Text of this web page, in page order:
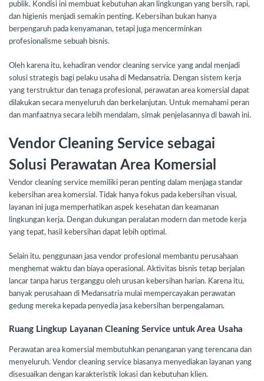
publik. Kondisi ini membuat kebutuhan akan lingkungan yang bersih, rapi,
dan higienis menjadi semakin penting. Kebersihan bukan hanya
berpengaruh pada kenyamanan, tetapi juga mencerminkan
profesionalisme sebuah bisnis.
Oleh karena itu, kehadiran vendor cleaning service yang andal menjadi
solusi strategis bagi pelaku usaha di Medansatria. Dengan sistem kerja
yang terstruktur dan tenaga profesional, perawatan area komersial dapat
dilakukan secara menyeluruh dan berkelanjutan. Untuk memahami peran
dan manfaatnya secara lebih mendalam, simak penjelasannya di bawah ini.
Vendor Cleaning Service sebagai
Solusi Perawatan Area Komersial
Vendor cleaning service memiliki peran penting dalam menjaga standar
kebersihan area komersial. Tidak hanya fokus pada kebersihan visual,
layanan ini juga memperhatikan aspek kesehatan dan keamanan
lingkungan kerja. Dengan dukungan peralatan modern dan metode kerja
yang tepat, hasil kebersihan dapat lebih optimal.
Selain itu, penggunaan jasa vendor profesional membantu perusahaan
menghemat waktu dan biaya operasional. Aktivitas bisnis tetap berjalan
lancar tanpa harus terganggu oleh urusan kebersihan harian. Karena itu,
banyak perusahaan di Medansatria mulai mempercayakan perawatan
gedung mereka kepada penyedia jasa kebersihan berpengalaman.
Ruang Lingkup Layanan Cleaning Service untuk Area Usaha
Perawatan area komersial membutuhkan penanganan yang terencana dan
menyeluruh. Vendor cleaning service biasanya menyediakan layanan yang
disesuaikan dengan karakteristik lokasi dan kebutuhan klien.